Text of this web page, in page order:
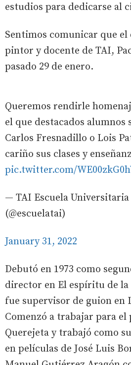
estudios para dedicarse al
Sentimos comunicar que
pintor y docente de TAI,
pasado 29 de enero.
Queremos rendirle
el que destacados alumnos
Carlos Fresnadillo o Lois
cariño sus clases y
pic.twitter.com/
— TAI Escuela Universitaria
(@escuelatai)
January 31, 2022
Debutó en 1973 como
director en El espíritu de la
fue supervisor de guion en
Comenzó a trabajar para
Querejeta y trabajó como
en películas de José Luis